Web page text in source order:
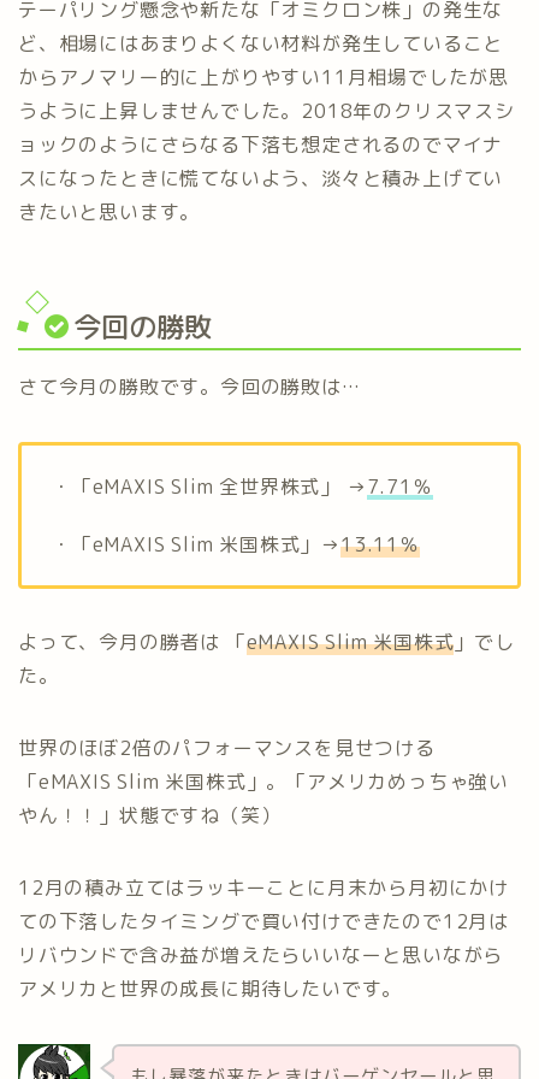
テーパリング懸念や新たな「オミクロン株」の発生な
ど、相場にはあまりよくない材料が発生していること
からアノマリー的に上がりやすい11月相場でしたが思
うように上昇しませんでした。2018年のクリスマスシ
ョックのようにさらなる下落も想定されるのでマイナ
スになったときに慌てないよう、淡々と積み上げてい
きたいと思います。
今回の勝敗
さて今月の勝敗です。今回の勝敗は…
・「eMAXIS Slim 全世界株式」 →7.71％
・「eMAXIS Slim 米国株式」→13.11％
よって、今月の勝者は 「eMAXIS Slim 米国株式 」でし
た。
世界のほぼ2倍のパフォーマンスを見せつける
「eMAXIS Slim 米国株式」。「アメリカめっちゃ強い
やん！！」状態ですね（笑）
12月の積み立てはラッキーことに月末から月初にかけ
ての下落したタイミングで買い付けできたので12月は
リバウンドで含み益が増えたらいいなーと思いながら
アメリカと世界の成長に期待したいです。